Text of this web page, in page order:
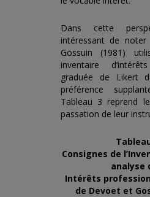
Dans cette
intéressant de
Gossuin (1981)
inventaire
graduée de Likert
préférence
Tableau 3 reprend
passation de leur
Consignes de
analyse
Intérêts
de Devoet et